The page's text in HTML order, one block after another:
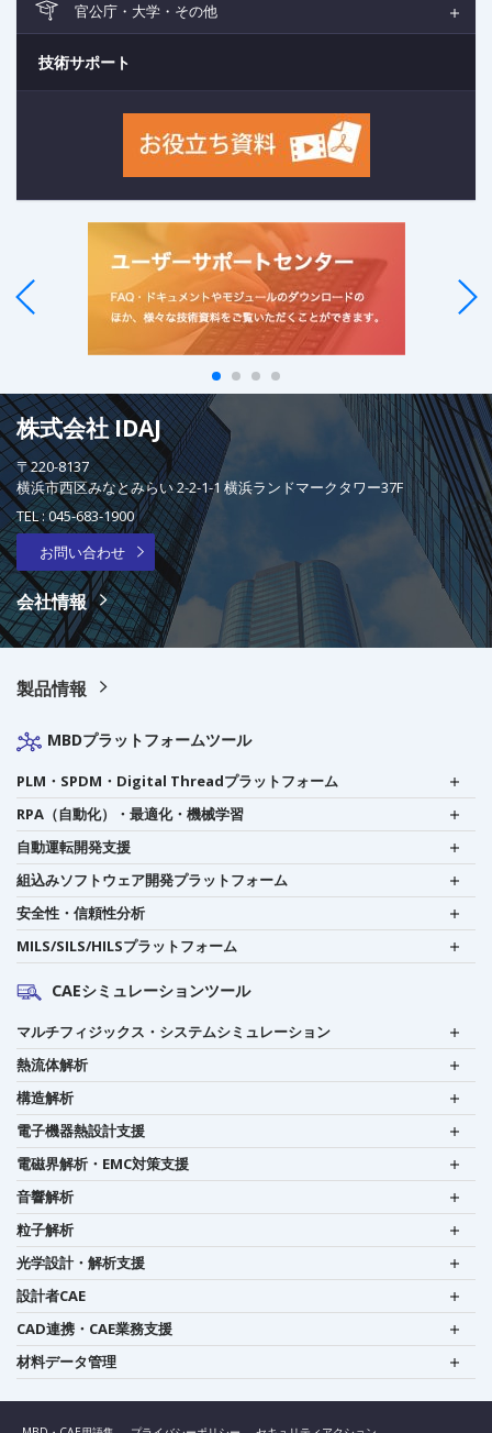
官公庁・大学・その他
技術サポート
株式会社 IDAJ
〒220-8137
横浜市西区みなとみらい 2-2-1-1 横浜ランドマークタワー37F
TEL :045-683-1900
お問い合わせ
会社情報
製品情報
MBDプラットフォームツール
PLM・SPDM・Digital Threadプラットフォーム
RPA（自動化）・最適化・機械学習
自動運転開発支援
組込みソフトウェア開発プラットフォーム
安全性・信頼性分析
MILS/SILS/HILSプラットフォーム
CAEシミュレーションツール
マルチフィジックス・システムシミュレーション
熱流体解析
構造解析
電子機器熱設計支援
電磁界解析・EMC対策支援
音響解析
粒子解析
光学設計・解析支援
設計者CAE
CAD連携・CAE業務支援
材料データ管理